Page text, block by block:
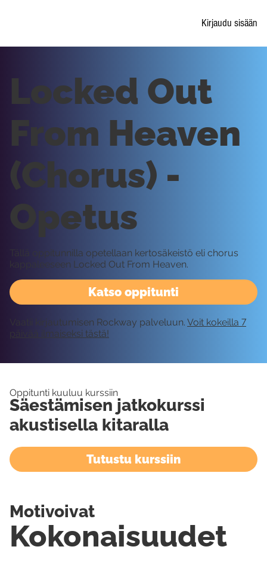
Kirjaudu sisään
Katso oppitunti
Locked Out
From Heaven
(Chorus) -
Opetus
Tällä oppitunnilla opetellaan kertosäkeistö eli chorus
kappaleeseen Locked Out From Heaven.
Vaatii kirjautumisen Rockway palveluun. Voit kokeilla 7
päivää ilmaiseksi tästä!
Oppitunti kuuluu kurssiin
Säestämisen jatkokurssi
akustisella kitaralla
Tutustu kurssiin
Kokonaisuudet
Motivoivat